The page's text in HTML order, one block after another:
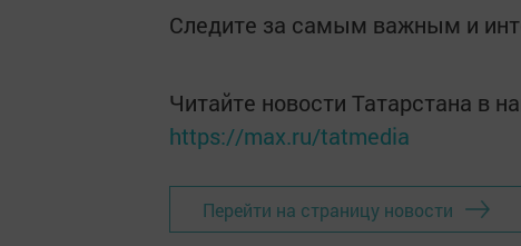
Следите за самым важным и
Читайте новости Татарстана в
https://max.ru/tatmedia
Перейти на страницу новости